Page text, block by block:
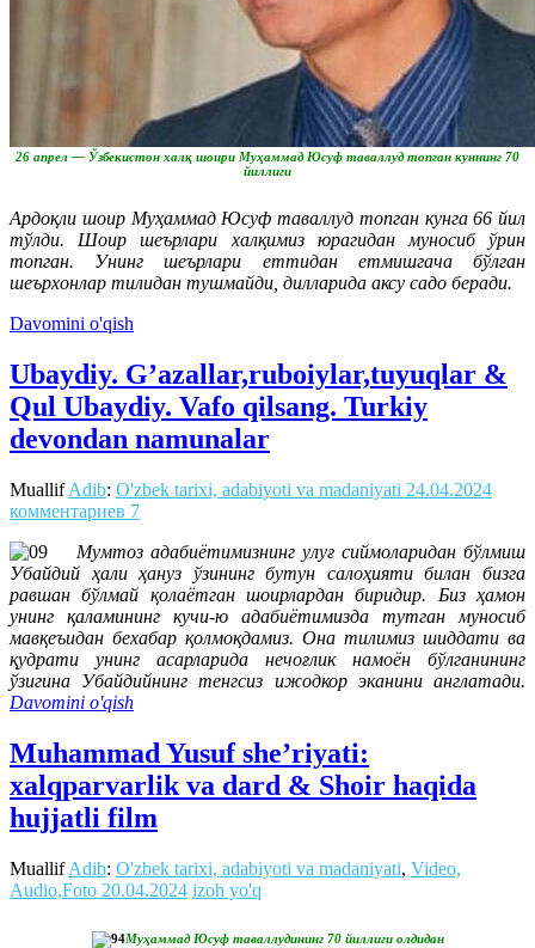
26 апрел — Ўзбекистон халқ шоири Муҳаммад Юсуф таваллуд топган куннинг 70
йиллиги
Ардоқли шоир Муҳаммад Юсуф таваллуд топган кунга 66 йил
тўлди. Шоир шеърлари халқимиз юрагидан муносиб ўрин
топган. Унинг шеърлари еттидан етмишгача бўлган
шеърхонлар тилидан тушмайди, дилларида аксу садо беради.
Davomini o'qish
Ubaydiy. G’azallar,ruboiylar,tuyuqlar &
Qul Ubaydiy. Vafo qilsang. Turkiy
devondan namunalar
MuallifAdib: O'zbek tarixi, adabiyoti va madaniyati 24.04.2024
комментариев 7
Мумтоз адабиётимизнинг улуғ сиймоларидан бўлмиш
Убайдий ҳали ҳануз ўзининг бутун салоҳияти билан бизга
равшан бўлмай қолаётган шоирлардан биридир. Биз ҳамон
унинг қаламининг кучи-ю адабиётимизда тутган муносиб
мавқеъидан бехабар қолмоқдамиз. Она тилимиз шиддати ва
қудрати унинг асарларида нечоғлик намоён бўлганининг
ўзигина Убайдийнинг тенгсиз ижодкор эканини англатади.
Davomini o'qish
Muhammad Yusuf she’riyati:
xalqparvarlik va dard & Shoir haqida
hujjatli film
MuallifAdib: O'zbek tarixi, adabiyoti va madaniyati, Video,
Audio,Foto 20.04.2024 izoh yo'q
Муҳаммад Юсуф таваллудининг 70 йиллиги олдидан